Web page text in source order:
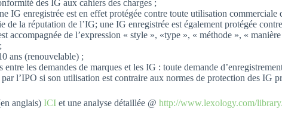
des IG aux cahiers des charges ;
IG enregistrée est en effet protégée contre toute utilisation
de la réputation de l’IG; une IG enregistrée est également protégée
accompagnée de l’expression « style », «type », « méthode », «
ans (renouvelable) ;
les demandes de marques et les IG : toute demande
par l’IPO si son utilisation est contraire aux normes de protection des IG
anglais) ICI et une analyse détaillée @ http://www.lexology.com/